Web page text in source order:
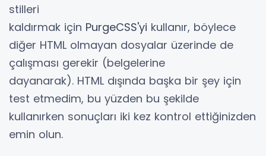
stilleri
kaldırmak için PurgeCSS'yi kullanır, böylece
diğer HTML olmayan dosyalar üzerinde de
çalışması gerekir (belgelerine
dayanarak). HTML dışında başka bir şey için
test etmedim, bu yüzden bu şekilde
kullanırken sonuçları iki kez kontrol ettiğinizden
emin olun.